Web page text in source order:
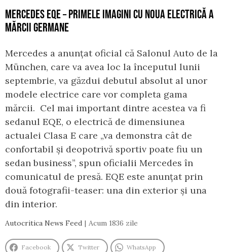
MERCEDES EQE – PRIMELE IMAGINI CU NOUA ELECTRICĂ A
MĂRCII GERMANE
Mercedes a anunțat oficial că Salonul Auto de la
München, care va avea loc la începutul lunii
septembrie, va găzdui debutul absolut al unor
modele electrice care vor completa gama
mărcii. Cel mai important dintre acestea va fi
sedanul EQE, o electrică de dimensiunea
actualei Clasa E care „va demonstra cât de
confortabil și deopotrivă sportiv poate fiu un
sedan business”, spun oficialii Mercedes în
comunicatul de presă. EQE este anunțat prin
două fotografii-teaser: una din exterior și una
din interior.
Autocritica News Feed Acum 1836 zile
Facebook Twitter WhatsApp